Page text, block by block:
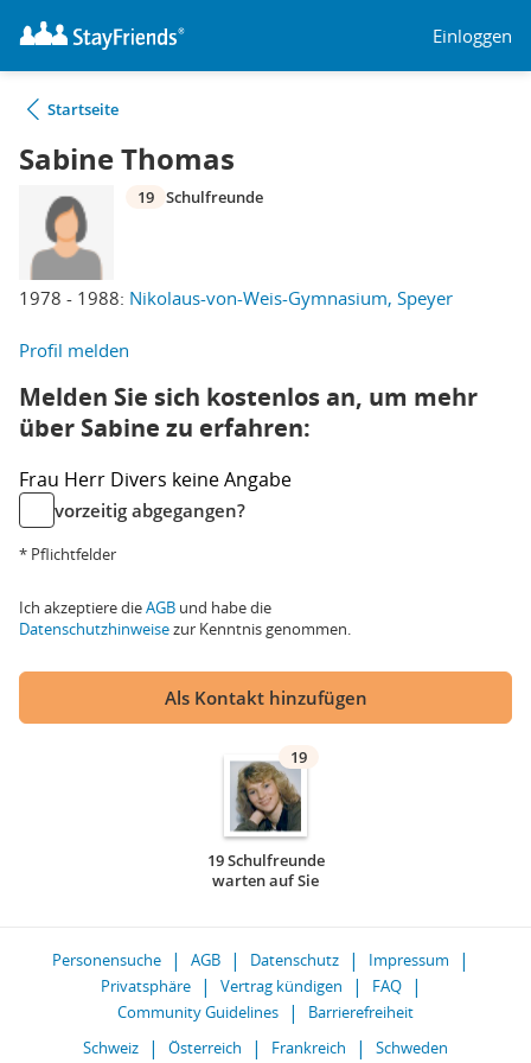
Einloggen
Startseite
Sabine Thomas
1978 - 1988: Nikolaus-von-Weis-Gymnasium, Speyer
19 Schulfreunde
Profil melden
Melden Sie sich kostenlos an, um mehr
über Sabine zu erfahren:
Frau Herr Divers keine Angabe
vorzeitig abgegangen?
* Pflichtfelder
Ich akzeptiere dieAGB und habe die
Datenschutzhinweisezur Kenntnis genommen.
Als Kontakt hinzufügen
19
19 Schulfreunde
warten auf Sie
Personensuche AGB Datenschutz
Impressum
Privatsphäre
Vertrag kündigen
FAQ
Community Guidelines
Barrierefreiheit
Schweiz
Österreich Frankreich Schweden